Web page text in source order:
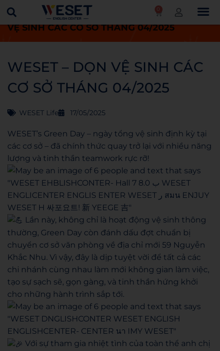
0
Trang chủ WESET Life
WESET – DỌN
VỆ SINH CÁC CƠ SỞ THÁNG 04/2025
WESET – DỌN VỆ SINH CÁC
CƠ SỞ THÁNG 04/2025
WESET Life 17/05/2025
WESET’s Green Day – ngày tổng vệ sinh định kỳ tại
các cơ sở – đã chính thức quay trở lại với nhiều năng
lượng và tinh thần teamwork rực rỡ!
Lần này, không chỉ là hoạt động vệ sinh thông
thường, Green Day còn đánh dấu đợt chuẩn bị
chuyển cơ sở văn phòng về địa chỉ mới 59 Nguyễn
Khắc Nhu. Vì vậy, đây là dịp tuyệt vời để tất cả các
chi nhánh cùng nhau làm mới không gian làm việc,
tạo sự sạch sẽ, gọn gàng, và tinh thần hứng khởi
cho những hành trình sắp tới.
Với sự tham gia nhiệt tình của toàn thể anh chị